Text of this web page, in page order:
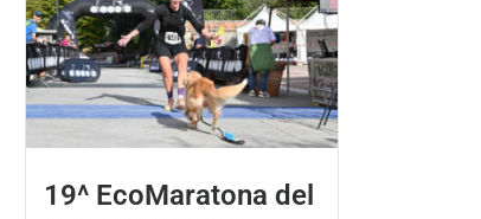
19^ EcoMaratona del